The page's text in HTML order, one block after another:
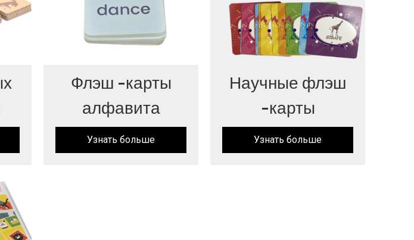
Флэш -карты
алфавита
Узнать больше
Научные флэш
-карты
Узнать больше